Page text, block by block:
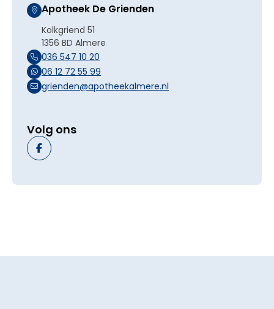
Apotheek De Grienden
Kolkgriend 51
1356 BD Almere
036 547 10 20
06 12 72 55 99
grienden@apotheekalmere.nl
Volg ons